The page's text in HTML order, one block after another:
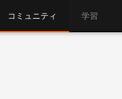
コミュニティ 学習